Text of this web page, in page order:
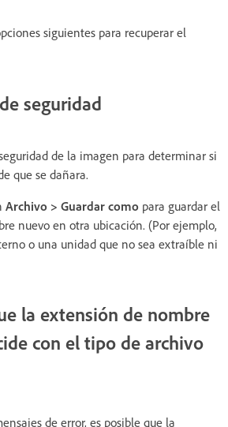
siguientes para recuperar el
seguridad
de la imagen para determinar si
que se dañara.
Archivo > Guardar como para guardar el
nuevo en otra ubicación. (Por ejemplo,
o una unidad que no sea extraíble ni
la extensión de nombre
con el tipo de archivo
de error, es posible que la